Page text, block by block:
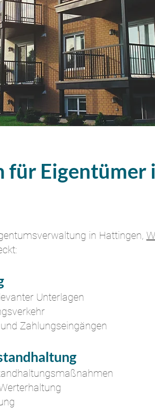
für Eigentümer
in Hattingen,
Unterlagen
Zahlungseingängen